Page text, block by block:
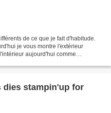
de ce que je fait d'habitude.
je vous montre l'extérieur
aujourd'hui comme
dies stampin'up for